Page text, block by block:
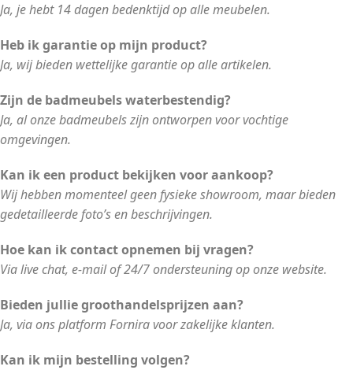
Ja, je hebt 14 dagen bedenktijd op alle meubelen.
Heb ik garantie op mijn product?
Ja, wij bieden wettelijke garantie op alle artikelen.
Zijn de badmeubels waterbestendig?
Ja, al onze badmeubels zijn ontworpen voor vochtige
omgevingen.
Kan ik een product bekijken voor aankoop?
Wij hebben momenteel geen fysieke showroom, maar bieden
gedetailleerde foto’s en beschrijvingen.
Hoe kan ik contact opnemen bij vragen?
Via live chat, e-mail of 24/7 ondersteuning op onze website.
Bieden jullie groothandelsprijzen aan?
Ja, via ons platform Fornira voor zakelijke klanten.
Kan ik mijn bestelling volgen?